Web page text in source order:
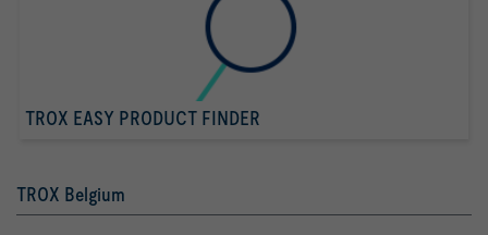
TROX EASY PRODUCT FINDER
TROX Belgium